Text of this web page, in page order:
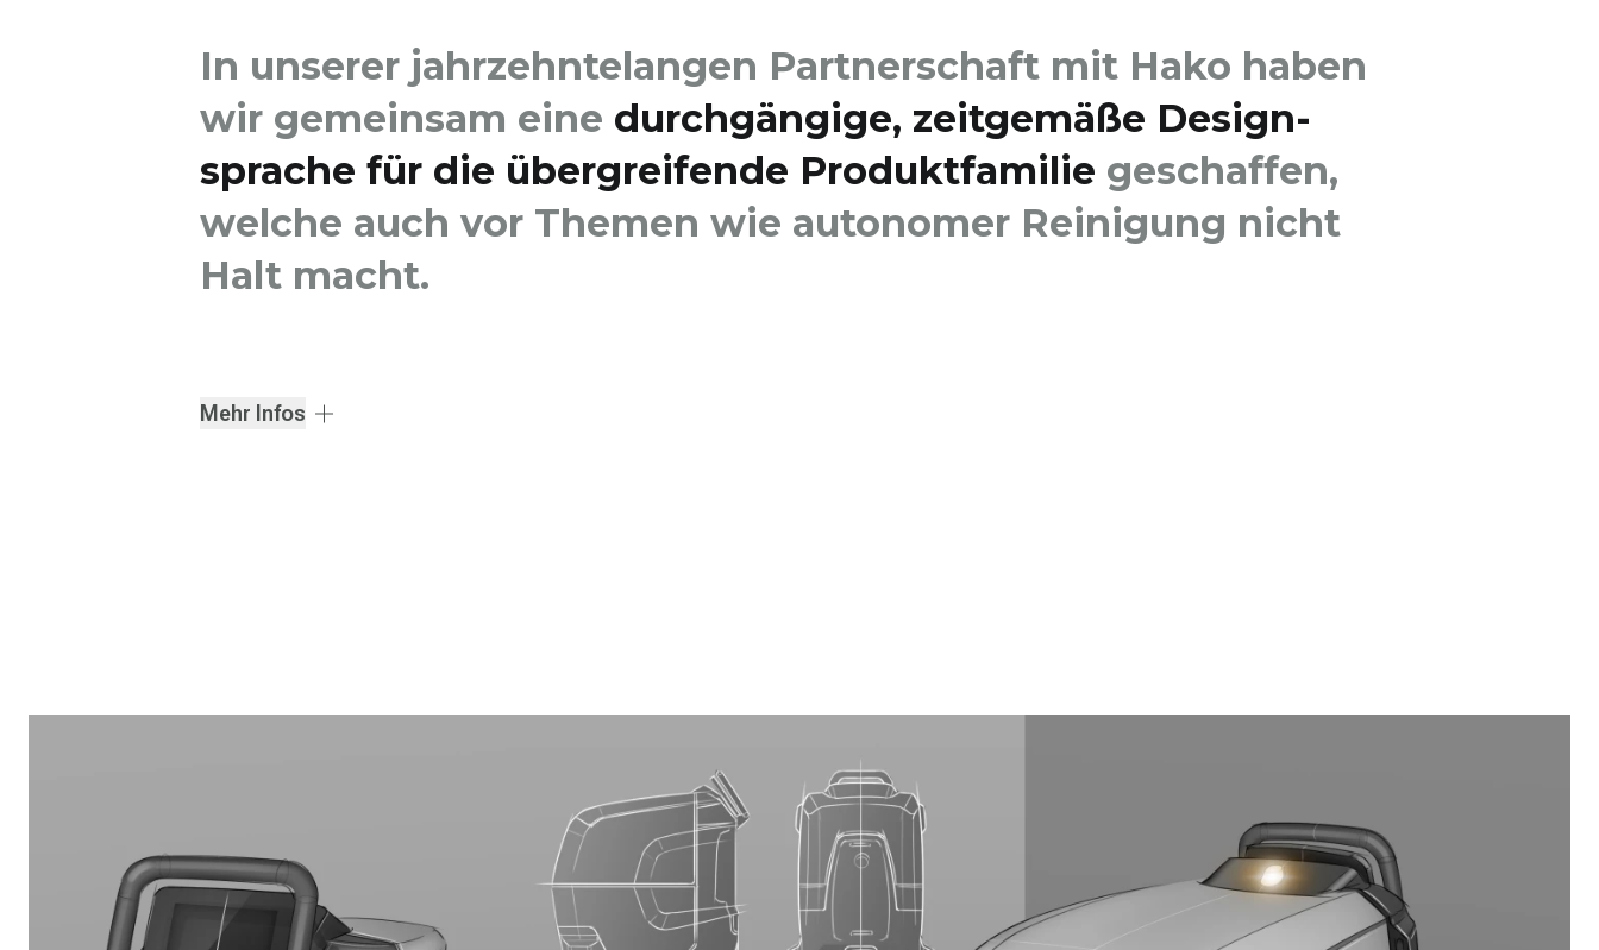
In unserer jahrzehnte­langen Partner­schaft mit Hako haben
wir gemeinsam eine durch­gängige, zeitgemäße Design­
sprache für die über­greifende Produkt­familie geschaffen,
welche auch vor Themen wie autonomer Reinigung nicht
Halt macht.
Mehr Infos